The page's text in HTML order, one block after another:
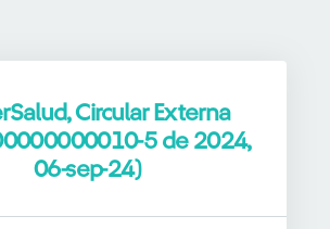
Circular Externa
5 de 2024,
06-sep-24)